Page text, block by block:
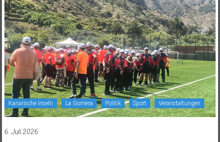
Kanarische Inseln La Gomera Politik Sport Veranstaltungen
6. Juli 2026